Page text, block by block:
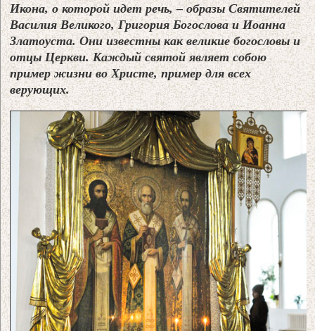
Икона, о которой идет речь, – образы Святителей
Василия Великого, Григория Богослова и Иоанна
Златоуста. Они известны как великие богословы и
отцы Церкви. Каждый святой являет собою
пример жизни во Христе, пример для всех
верующих.